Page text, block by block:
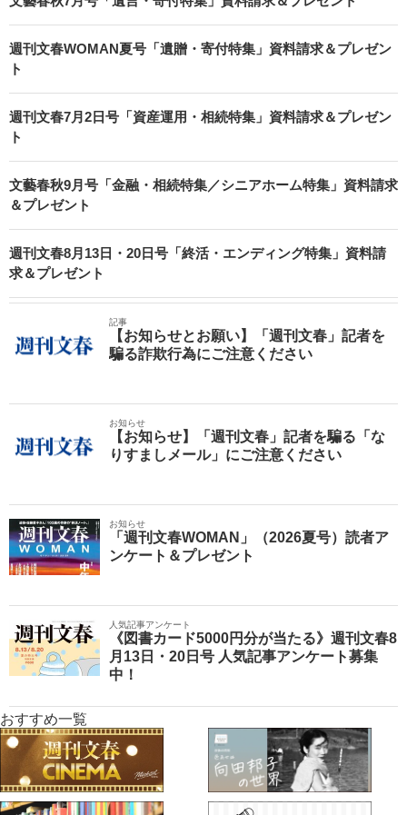
週刊文春WOMAN夏号「遺贈・寄付特集」資料請求＆プレゼン
ト
週刊文春7月2日号「資産運用・相続特集」資料請求＆プレゼン
ト
文藝春秋9月号「金融・相続特集／シニアホーム特集」資料請求
＆プレゼント
週刊文春8月13日・20日号「終活・エンディング特集」資料請
求＆プレゼント
記事
【お知らせとお願い】「週刊文春」記者を
騙る詐欺行為にご注意ください
お知らせ
【お知らせ】「週刊文春」記者を騙る「な
りすましメール」にご注意ください
お知らせ
「週刊文春WOMAN」（2026夏号）読者ア
ンケート＆プレゼント
人気記事アンケート
《図書カード5000円分が当たる》週刊文春8
月13日・20日号 人気記事アンケート募集
中！
おすすめ一覧